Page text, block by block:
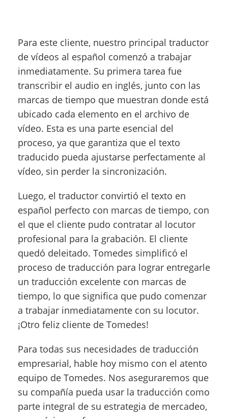
Para este cliente, nuestro principal traductor
de vídeos al español comenzó a trabajar
inmediatamente. Su primera tarea fue
transcribir el audio en inglés, junto con las
marcas de tiempo que muestran donde está
ubicado cada elemento en el archivo de
vídeo. Esta es una parte esencial del
proceso, ya que garantiza que el texto
traducido pueda ajustarse perfectamente al
vídeo, sin perder la sincronización.
Luego, el traductor convirtió el texto en
español perfecto con marcas de tiempo, con
el que el cliente pudo contratar al locutor
profesional para la grabación. El cliente
quedó deleitado. Tomedes simplificó el
proceso de traducción para lograr entregarle
un traducción excelente con marcas de
tiempo, lo que significa que pudo comenzar
a trabajar inmediatamente con su locutor.
¡Otro feliz cliente de Tomedes!
Para todas sus necesidades de traducción
empresarial, hable hoy mismo con el atento
equipo de Tomedes. Nos aseguraremos que
su compañía pueda usar la traducción como
parte integral de su estrategia de mercadeo,